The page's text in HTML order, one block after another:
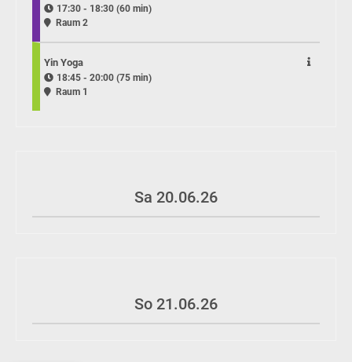
17:30 - 18:30 (60 min)
Raum 2
Yin Yoga
18:45 - 20:00 (75 min)
Raum 1
Sa 20.06.26
So 21.06.26